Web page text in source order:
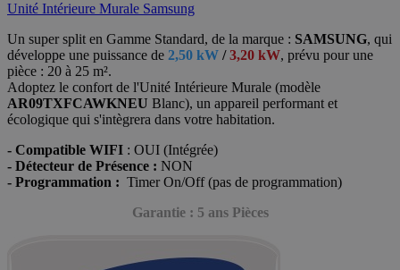
Unité Intérieure Murale Samsung
Un super split en Gamme Standard, de la marque : SAMSUNG, qui
développe une puissance de 2,50 kW /3,20 kW, prévu pour une
pièce : 20 à 25 m².
Adoptez le confort de l'Unité Intérieure Murale (modèle
AR09TXFCAWKNEU Blanc), un appareil performant et
écologique qui s'intègrera dans votre habitation.
- Compatible WIFI : OUI (Intégrée)
- Détecteur de Présence : NON
- Programmation : Timer On/Off (pas de programmation)
Garantie : 5 ans Pièces